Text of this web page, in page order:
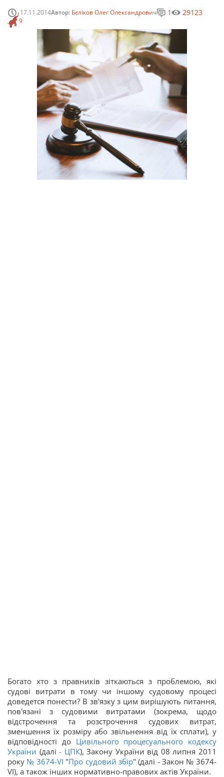
17.11.2014Автор: Бєліков Олег Олександрович
9
1 29123
Богато хто з правників зіткаються з проблемою, які
судові витрати в тому чи іншому судовому процесі
доведется понести? В зв'язку з цим вирішують питання,
пов'язані з судовими витратами (зокрема, щодо
відстрочення та розстрочення судових витрат,
зменшення їх розміру або звільнення від їх сплати), у
відповідності до Цивільного процесуального кодексу
України (далі - ЦПК), Закону України від 08 липня 2011
року № 3674-VI "Про судовий збір" (далі - Закон № 3674-
VI), а також інших нормативно-правових актів України.